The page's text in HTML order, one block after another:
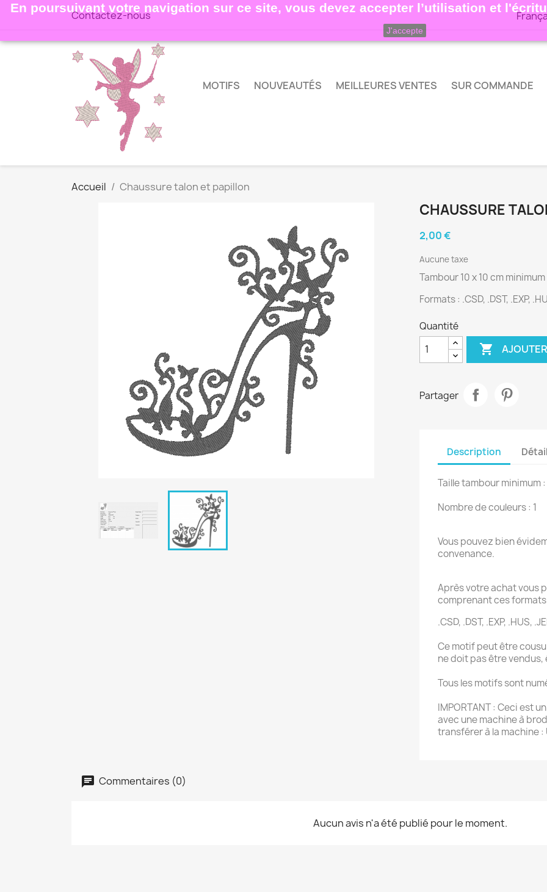
En poursuivant votre navigation sur ce site, vous devez accepter l’utilisation et
J'accepte
Contactez-nous
MOTIFS NOUVEAUTÉS MEILLEURES VENTES SUR COMMANDE
Accueil Chaussure talon et papillon
CHAUSSURE
2,00 €
Aucune taxe
Tambour 10 x 10 cm minimum
Formats : .CSD, .DST, .EXP,
Quantité

Partager
Description
Taille tambour minimum :
Nombre de couleurs : 1
Vous pouvez bien
convenance.
Après votre achat vous
comprenant ces formats
.CSD, .DST, .EXP, .HUS,
Ce motif peut être
ne doit pas être
Tous les motifs sont
IMPORTANT : Ceci est
avec une machine à
transférer à la machine :
Commentaires (0)
Aucun avis n'a été publié pour le moment.